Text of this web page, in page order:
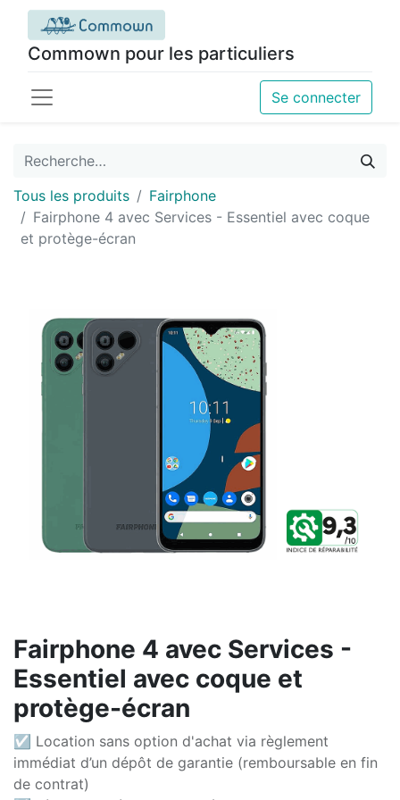
Commown pour les particuliers
Se connecter
Tous les produits
Fairphone
Fairphone 4 avec Services - Essentiel avec coque
et protège-écran
Fairphone 4 avec Services -
Essentiel avec coque et
protège-écran
☑ Location sans option d'achat via règlement
immédiat d’un dépôt de garantie (remboursable en fin
de contrat)